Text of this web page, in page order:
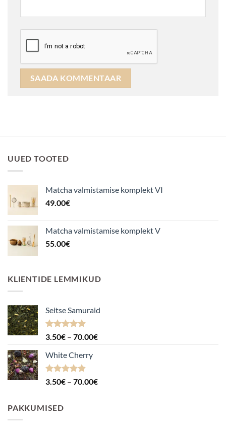
UUED TOOTED
Matcha valmistamise komplekt VI
49.00€
Matcha valmistamise komplekt V
55.00€
KLIENTIDE LEMMIKUD
Seitse Samuraid
Hinnanguga
3.50€ – 70.00€Hinnavahemik:
White Cherry
Hinnanguga
3.50€ – 70.00€Hinnavahemik:
PAKKUMISED